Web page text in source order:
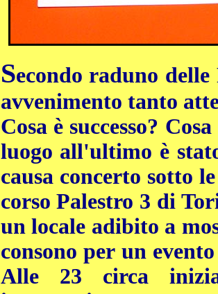
Secondo raduno
avvenimento tanto
Cosa è successo?
luogo all'ultimo è
causa concerto sotto
corso Palestro 3 di
un locale adibito a
consono per un
Alle 23 circa